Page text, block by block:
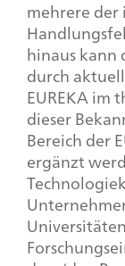
mehrere
hinaus kann
durch
EUREKA im
dieser
Bereich der
ergänzt